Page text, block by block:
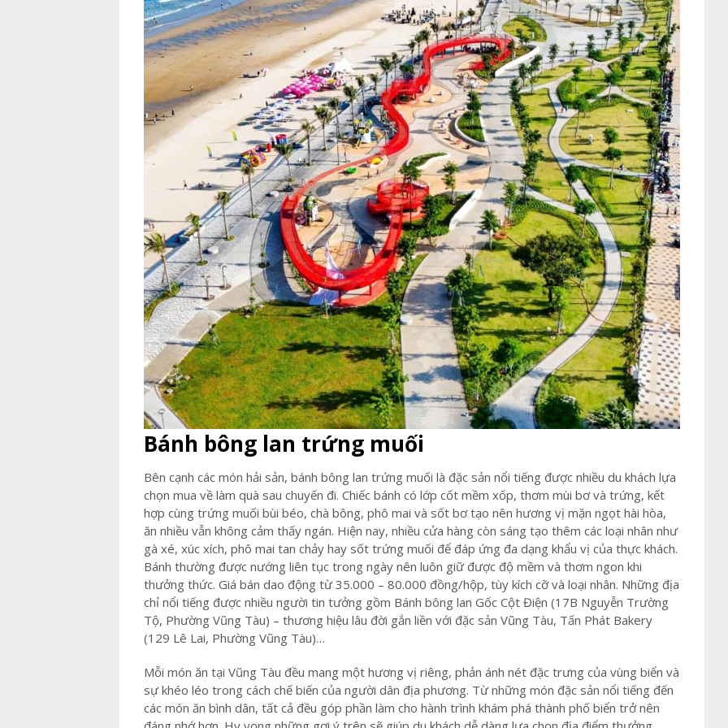
Bánh bông lan trứng muối
Bên cạnh các món hải sản, bánh bông lan trứng muối là đặc sản nổi tiếng được nhiều du khách lựa
chọn mua về làm quà sau chuyến đi. Chiếc bánh có lớp cốt mềm xốp, thơm mùi bơ và trứng, kết
hợp cùng trứng muối bùi béo, chà bông, phô mai và sốt bơ tạo nên hương vị mặn ngọt hài hòa,
ăn nhiều vẫn không cảm thấy ngán. Hiện nay, nhiều cửa hàng còn sáng tạo thêm các loại nhân như
gà xé, xúc xích, phô mai tan chảy hay sốt trứng muối để đáp ứng đa dạng khẩu vị của thực khách.
Bánh thường được nướng liên tục trong ngày nên luôn giữ được độ mềm và thơm ngon khi
thưởng thức. Giá bán dao động từ 35.000 – 80.000 đồng/hộp, tùy kích cỡ và loại nhân. Những địa
chỉ nổi tiếng được nhiều người tin tưởng gồm Bánh bông lan Gốc Cột Điện (17B Nguyễn Trường
Tộ, Phường Vũng Tàu) – thương hiệu lâu đời gắn liền với đặc sản Vũng Tàu, Tấn Phát Bakery
(129 Lê Lai, Phường Vũng Tàu)…
Mỗi món ăn tại Vũng Tàu đều mang một hương vị riêng, phản ánh nét đặc trưng của vùng biển và
sự khéo léo trong cách chế biến của người dân địa phương. Từ những món đặc sản nổi tiếng đến
các món ăn bình dân, tất cả đều góp phần làm cho hành trình khám phá thành phố biển trở nên